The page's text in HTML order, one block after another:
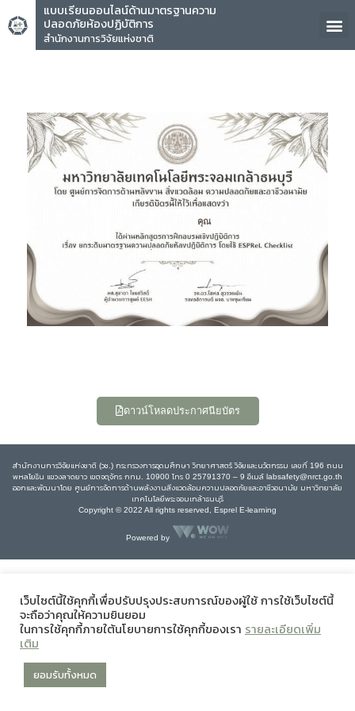
แบบเรียนออนไลน์ด้านมาตรฐานความ
ปลอดภัยห้องปฏิบัติการ
สำนักงานการวิจัยแห่งชาติ
คุณ
ดาวน์โหลดประกาศนียบัตร
สำนักงานการวิจัยแห่งชาติ (วช.) กระทรวงการอุดมศึกษา วิทยาศาสตร์ วิจัยและนวัตกรรม เลขที่ 196 ถนน
พหลโยธิน แขวงลาดยาว เขตจตุจักร กทม. 10900 โทร 0 25791370 – 9 อีเมล์ labsafety@nrct.go.th
ออกและพัฒนาโดย ศูนย์การจัดการด้านพลังงานสิ่งแวดล้อมความปลอดภัยและอาชีวอนามัย มหาวิทยาลัย
เทคโนโลยีพระจอมเกล้าธนบุรี
Copyright © 2022 All rights reserved, Esprel E-learning
Powered by
เว็บไซต์นี้ใช้คุกกี้เพื่อปรับปรุงประสบการณ์ของผู้ใช้ การใช้เว็บไซต์นี้
จะถือว่าคุณให้ความยินยอม
ในการใช้คุกกี้ภายใต้นโยบายการใช้คุกกี้ของเรา รายละเอียดเพิ่ม
เติม
ยอมรับทั้งหมด